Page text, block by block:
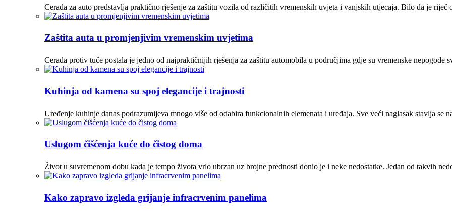
Cerada za auto predstavlja praktično rješenje za zaštitu vozila od različitih vremenskih uvjeta i vanjskih utjecaja. Bilo da je
Zaštita auta u promjenjivim vremenskim uvjetima
Cerada protiv tuče postala je jedno od najpraktičnijih rješenja za zaštitu automobila u područjima gdje su vremenske
Kuhinja od kamena su spoj elegancije i trajnosti
Uređenje kuhinje danas podrazumijeva mnogo više od odabira funkcionalnih elemenata i uređaja. Sve veći naglasak stavlja
Uslugom čišćenja kuće do čistog doma
Život u suvremenom dobu kada je tempo života vrlo ubrzan uz brojne prednosti donio je i neke nedostatke. Jedan od takvih
Kako zapravo izgleda grijanje infracrvenim panelima